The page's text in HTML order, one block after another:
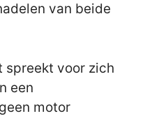
van beide
spreekt voor zich
een
motor